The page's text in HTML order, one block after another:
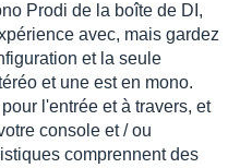
Prodi de la boîte de DI,
avec, mais gardez
et la seule
et une est en mono.
l'entrée et à travers, et
console et / ou
comprennent des